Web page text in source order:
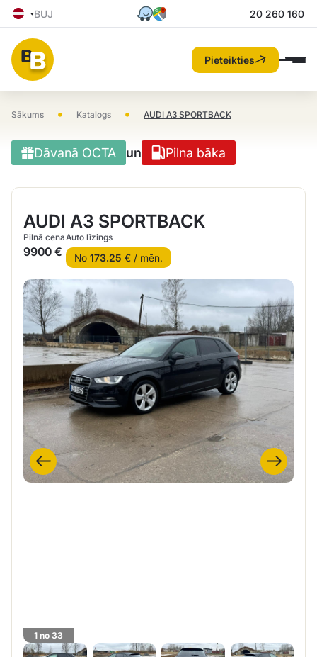
BUJ 20 260 160
Pieteikties
Sākums • Katalogs • AUDI A3 SPORTBACK
Dāvanā OCTA un Pilna bāka
AUDI A3 SPORTBACK
Pilnā cena
9900 €
Auto līzings
No 173.25 € / mēn.
1 no 33